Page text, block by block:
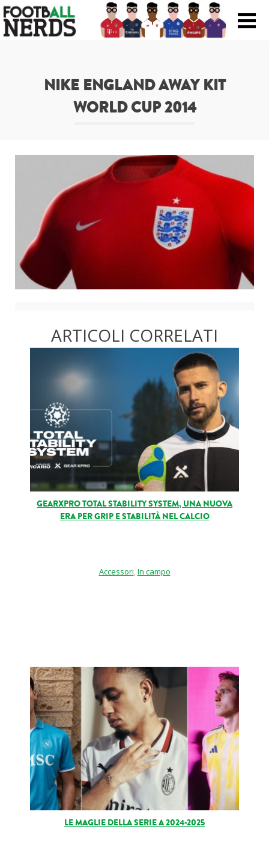
Search
Maglie
Accessori
Magazine Roba Da Nerds
Roba da nerds
Chi siamo
NIKE ENGLAND AWAY KIT
WORLD CUP 2014
ARTICOLI CORRELATI
GEARXPRO TOTAL STABILITY SYSTEM, UNA NUOVA
ERA PER GRIP E STABILITÀ NEL CALCIO
Accessori,In campo
LE MAGLIE DELLA SERIE A 2024-2025